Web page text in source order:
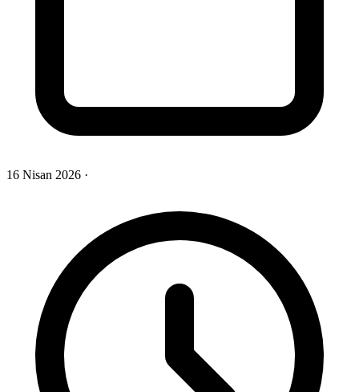
16 Nisan 2026 ·